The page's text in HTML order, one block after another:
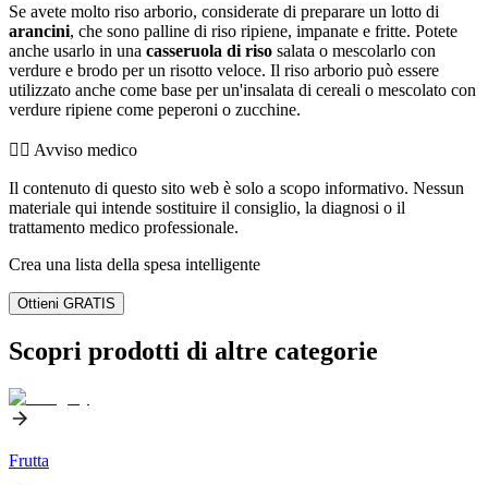
Se avete molto riso arborio, considerate di preparare un lotto di
arancini, che sono palline di riso ripiene, impanate e fritte. Potete
anche usarlo in una casseruola di riso salata o mescolarlo con
verdure e brodo per un risotto veloce. Il riso arborio può essere
utilizzato anche come base per un'insalata di cereali o mescolato con
verdure ripiene come peperoni o zucchine.
👨‍⚕️️ Avviso medico
Il contenuto di questo sito web è solo a scopo informativo. Nessun
materiale qui intende sostituire il consiglio, la diagnosi o il
trattamento medico professionale.
Crea una lista della spesa intelligente
Ottieni GRATIS
Scopri prodotti di altre categorie
Frutta